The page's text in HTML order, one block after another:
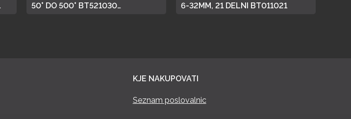
50° DO 500° BT521030
6-32MM, 21 DELNI BT011021
KJE NAKUPOVATI
Seznam poslovalnic